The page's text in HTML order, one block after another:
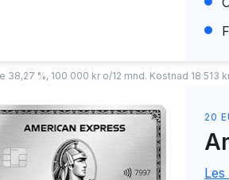
38,27 %, 100 000 kr o/12 mnd. Kostnad 18 513
20